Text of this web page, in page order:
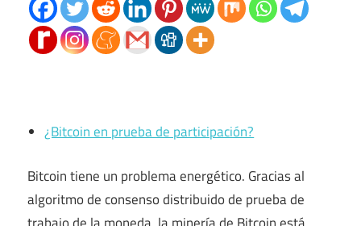
¿Bitcoin en prueba de participación?
Bitcoin tiene un problema energético. Gracias al
algoritmo de consenso distribuido de prueba de